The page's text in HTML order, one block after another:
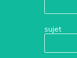
sujet